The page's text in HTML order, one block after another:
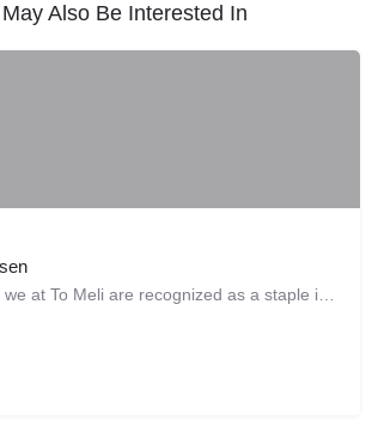
Also Be Interested In